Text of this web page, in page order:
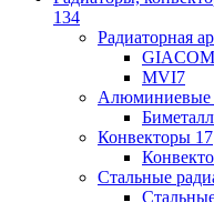
134
Радиаторная
MVI7
Алюминиевые
Конвекторы 17
Стальные